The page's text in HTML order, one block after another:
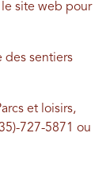
site web pour
des sentiers
et loisirs,
727-5871 ou